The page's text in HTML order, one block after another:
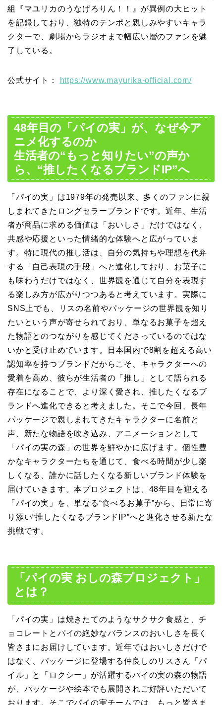
組『マユリカのうなげろりん！！』が異例の大ヒット
を記録しており、独特のテンポと親しみやすいキャラ
クターで、劇場からラジオまで幅広い層のファンを魅
了している。
公式サイト： https://www.mayurika-official.com/
48年目の「パイの実」が、なぜ今ア
ニメ化するのか
生活者の“もっと知りたい”の声か
ら、“推したくなるブランドIP”へ
「パイの実」は1979年の発売以来、多くのファンに親
しまれてきたロングセラーブランドです。近年、生活
者が商品に求める価値は「おいしさ」だけではなく、
共感や応援といった情緒的な体験へと広がっていま
す。特に現代の推し活は、自分の気持ちや理想を代弁
する「自己表現の手段」へと進化しており、お菓子に
も味わうだけではなく、世界観を通じて自分を表現す
る楽しみ方が広がりつつあると考えています。実際に
SNS上でも、リスの名前やパッケージの世界観を知り
たいという声が寄せられており、単なるお菓子を超え
た物語とのつながりを感じてくださっているのではな
いかと受け止めています。日本国内で8割を超える高い
認知率を持つブランドだからこそ、キャラクターへの
愛着を高め、彼らが生活者の「推し」として語られる
存在になることで、より深く愛され、推したくなるブ
ランドへ進化できると考えました。そこで今回、長年
パッケージで親しまれてきたキャラクターに名前と
声、新たな物語を吹き込み、アニメーションとして
「パイの実の森」の世界を鮮やかに広げます。個性豊
かなキャラクターたちを通じて、食べる時間が少し楽
しくなる、誰かに話したくなる新しいブランド体験を
届けていきます。本プロジェクトは、48年目を迎える
「パイの実」を、単なる“食べるお菓子”から、日常に寄
り添い“推したくなるブランドIP”へと進化させる新たな
挑戦です。
「パイの実 おしの森プロジェクト」
とは？
「パイの実」は焼きたてのようなサクサク食感と、チ
ョコレートとパイの絶妙なバランスのおいしさを長く
皆さまにお届けしています。近年ではおいしさだけで
はなく、パッケージに登場する仲良しのリスさん「パ
イル」と「ロクシー」が活躍するパイの実の森の物語
が、パッケージや絵本でも展開されご好評いただいて
おります。そこでパイの実チームでは、もっと皆さま